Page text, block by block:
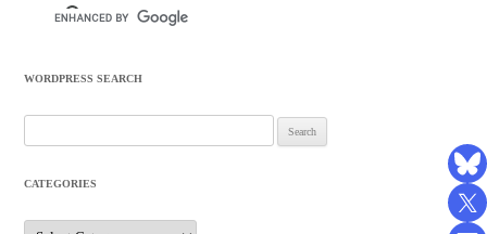
WORDPRESS SEARCH
for:
CATEGORIES
Categories